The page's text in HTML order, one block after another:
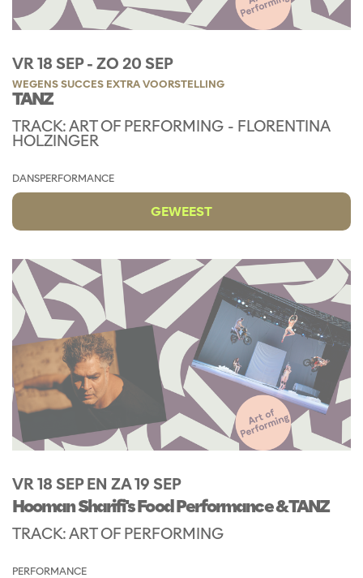
TANZ
TRACK: ART OF PERFORMING - FLORENTINA
HOLZINGER
WEGENS SUCCES EXTRA VOORSTELLING
VR 18 SEP- ZO 20 SEP
DANSPERFORMANCE
GEWEEST
Hooman Sharifi's Food Performance & TANZ
TRACK: ART OF PERFORMING
VR 18 SEPEN ZA 19 SEP
PERFORMANCE